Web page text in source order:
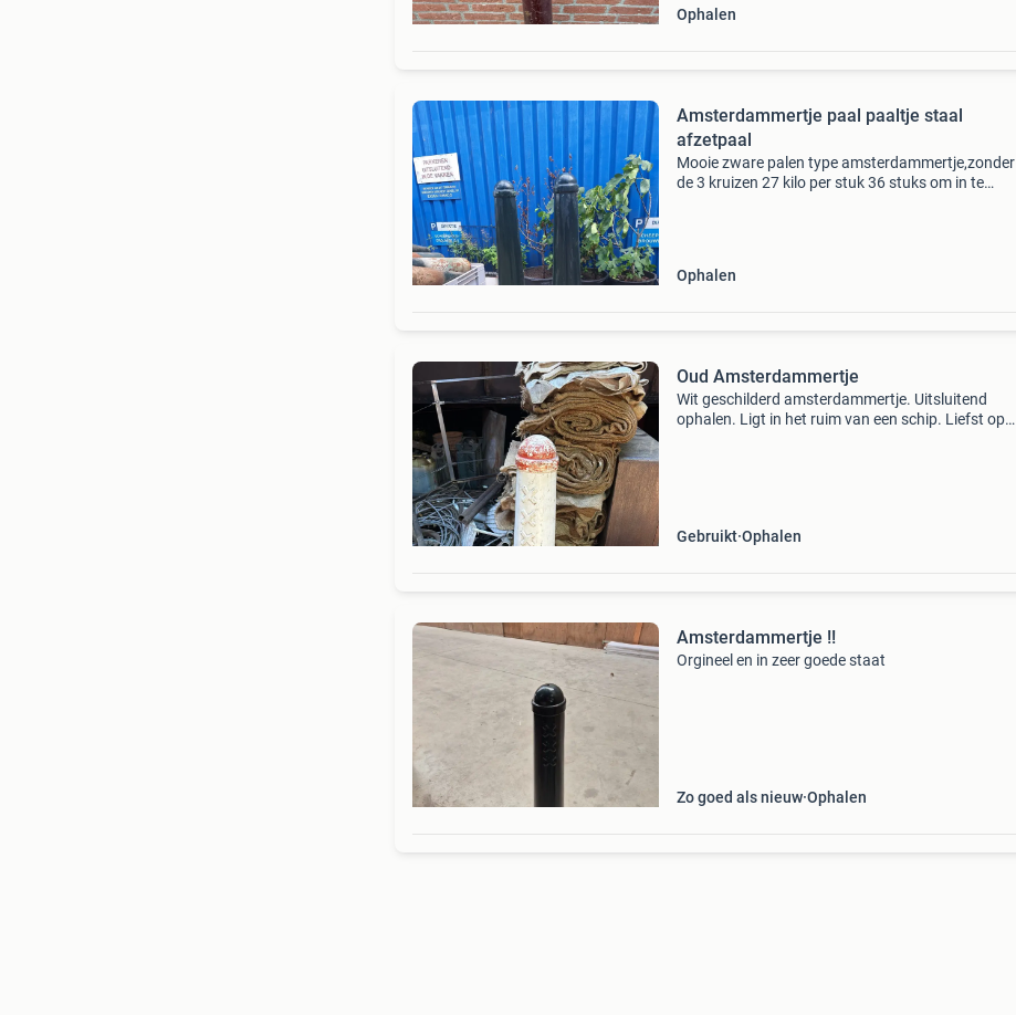
Ophalen
Amsterdammertje paal paaltje staal
afzetpaal
Mooie zware palen type amsterdammertje,zonder
de 3 kruizen 27 kilo per stuk 36 stuks om in te
Ophalen
Oud Amsterdammertje
Wit geschilderd amsterdammertje. Uitsluitend
ophalen. Ligt in het ruim van een schip. Liefst op
Gebruikt Ophalen
Amsterdammertje !!
Orgineel en in zeer goede staat
Zo goed als nieuw Ophalen